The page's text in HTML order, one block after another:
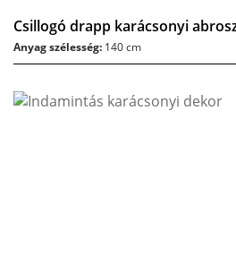
Csillogó drapp karácsonyi
Anyag szélesség: 140 cm